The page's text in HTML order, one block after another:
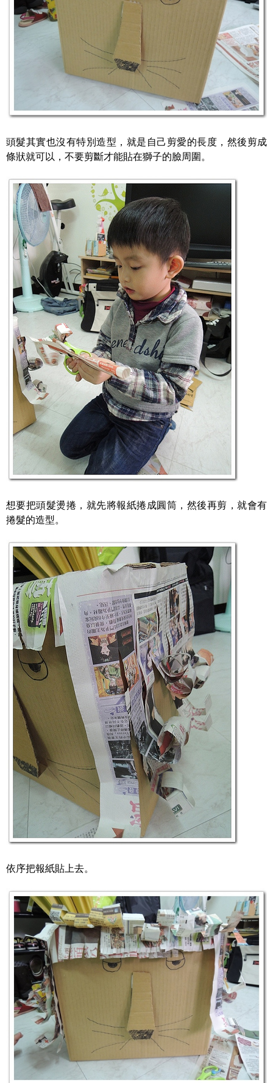
頭髮其實也沒有特別造型，就是自己剪愛的長度，然後剪成
條狀就可以，不要剪斷才能貼在獅子的臉周圍。
想要把頭髮燙捲，就先將報紙捲成圓筒，然後再剪，就會有
捲髮的造型。
依序把報紙貼上去。